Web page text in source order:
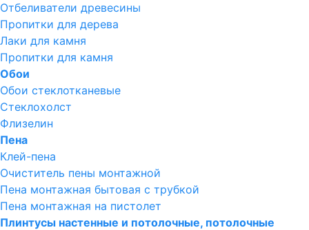
Отбеливатели древесины
Пропитки для дерева
Лаки для камня
Пропитки для камня
Обои
Обои стеклотканевые
Стеклохолст
Флизелин
Пена
Клей-пена
Очиститель пены монтажной
Пена монтажная бытовая с трубкой
Пена монтажная на пистолет
Плинтусы настенные и потолочные, потолочные